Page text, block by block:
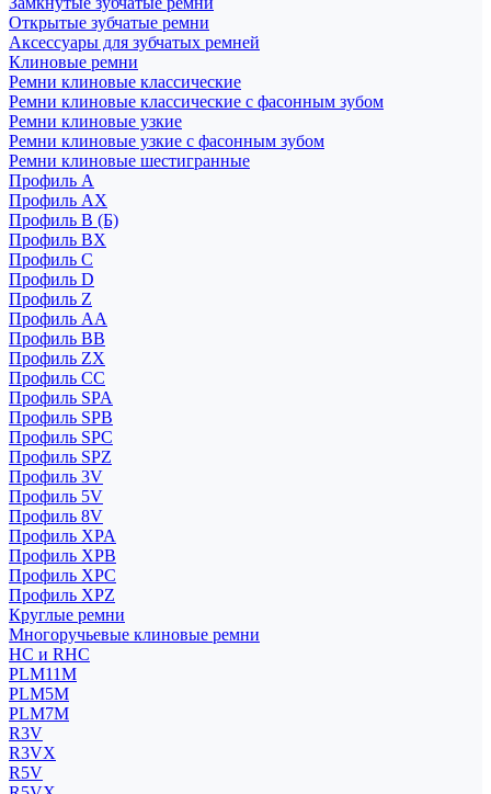
Открытые зубчатые ремни
Аксессуары для зубчатых ремней
Клиновые ремни
Ремни клиновые классические
Ремни клиновые классические с фасонным зубом
Ремни клиновые узкие
Ремни клиновые узкие с фасонным зубом
Ремни клиновые шестигранные
Профиль A
Профиль AX
Профиль B (Б)
Профиль BX
Профиль C
Профиль D
Профиль Z
Профиль АА
Профиль BB
Профиль ZX
Профиль CC
Профиль SPA
Профиль SPB
Профиль SPC
Профиль SPZ
Профиль 3V
Профиль 5V
Профиль 8V
Профиль XPA
Профиль XPB
Профиль XPC
Профиль XPZ
Круглые ремни
Многоручьевые клиновые ремни
HC и RHC
PLM11M
PLM5M
PLM7M
R3V
R3VX
R5V